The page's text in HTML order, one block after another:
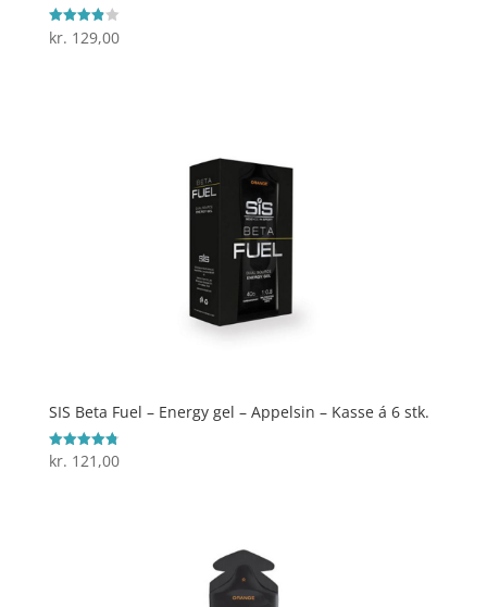
Vurderet
3.9
kr. 129,00
SIS Beta Fuel – Energy gel – Appelsin – Kasse á 6 stk.
Vurderet
4.8
kr. 121,00